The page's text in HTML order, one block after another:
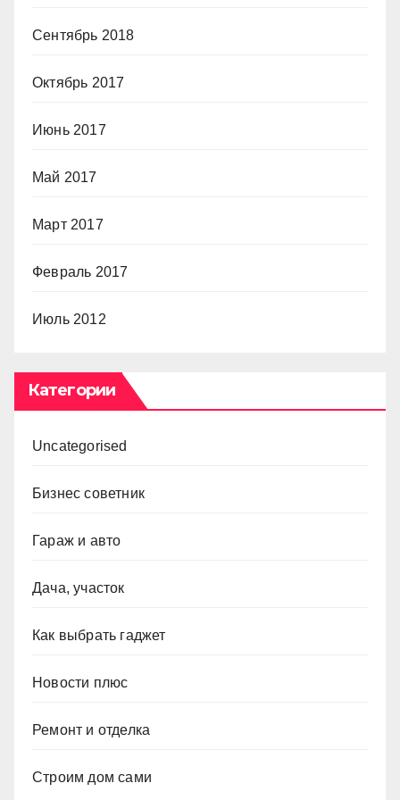
Сентябрь 2018
Октябрь 2017
Июнь 2017
Май 2017
Март 2017
Февраль 2017
Июль 2012
Категории
Uncategorised
Бизнес советник
Гараж и авто
Дача, участок
Как выбрать гаджет
Новости плюс
Ремонт и отделка
Строим дом сами